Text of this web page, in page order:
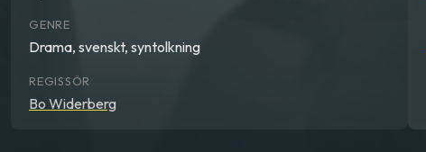
GENRE
Drama, svenskt, syntolkning
REGISSÖR
Bo Widerberg